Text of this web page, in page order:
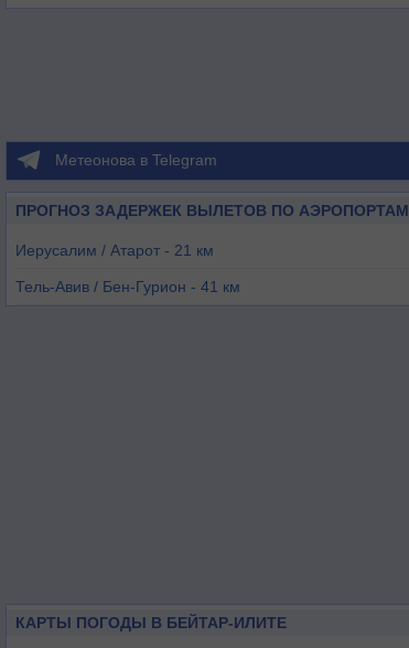
Метеонова в Telegram
ПРОГНОЗ ЗАДЕРЖЕК ВЫЛЕТОВ ПО АЭРОПОРТАМ
Иерусалим / Атарот - 21 км
Тель-Авив / Бен-Гурион - 41 км
КАРТЫ ПОГОДЫ В БЕЙТАР-ИЛИТЕ